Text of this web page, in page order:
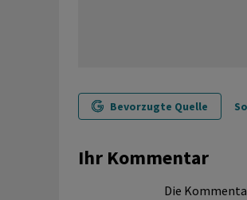
Bevorzugte Quelle
Ihr Kommentar
Die